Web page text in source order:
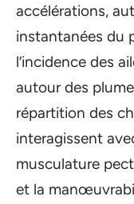
accélérations,
instantanées du
l’incidence des
autour des
répartition des
interagissent
musculature
et la